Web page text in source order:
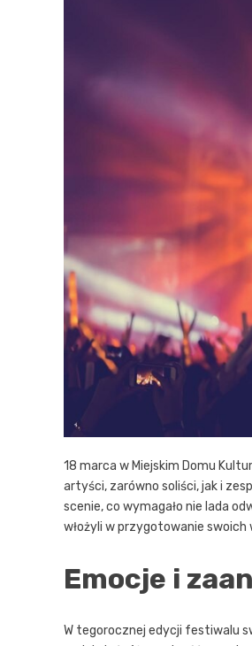
18 marca w Miejskim Domu
artyści, zarówno soliści, jak i
scenie, co wymagało nie lada
włożyli w przygotowanie swoich
Emocje i
W tegorocznej edycji festiwalu